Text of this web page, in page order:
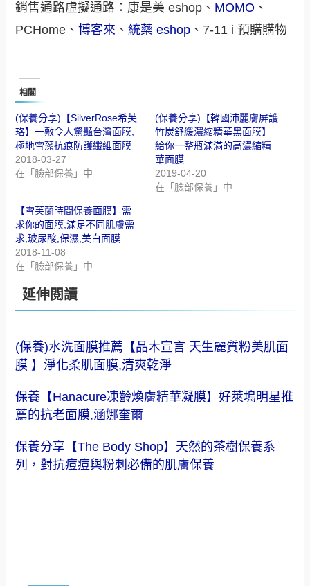
銷售通路虛擬通路：康是美 eshop、 MOMO 、
PCHome、博客來 、統藥 eshop 、7-11 i 預購購物
相關
(保養分享)【SilverRose希芙
珞】一敷令人驚豔台灣面膜,
極地雪藻抗痕防護纖維面膜
2018-03-27
在「臉部保養」中
(保養分享)【韓國沛麗膚屏護
竹炭舒緩濃縮精華黑面膜】
給你一整瓶滿滿的高濃縮精
華面膜
2019-04-20
在「臉部保養」中
【雪芙蘭時間保養面膜】需
求你的面膜,滿足不同肌膚需
求,玻尿酸,保濕,美白面膜
2018-11-08
在「臉部保養」中
延伸閱讀
(保養)水洗面膜推薦【品木宣言 天生麗質粉美肌面
膜 】淨化柔肌面膜,清爽乾淨
保養【Hanacure凍齡煥膚精華凝膜】好萊塢明星推
薦的抗老面膜,涵娜奎爾
保養分享【The Body Shop】天然的茶樹保養系
列，對抗痘痘與粉刺必備的肌膚保養